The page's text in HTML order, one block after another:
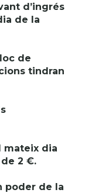
d’ingrés
de la
de
tindran
mateix dia
2 €.
poder de la